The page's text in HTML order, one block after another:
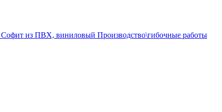
Софит из ПВХ, виниловый Производство\гибочные работы